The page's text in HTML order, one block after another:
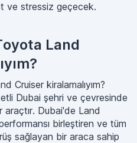
ve stressiz geçecek.
Land
Cruiser kiralamalıyım?
Dubai şehri ve çevresinde
Dubai'de Land
birleştiren ve tüm
sağlayan bir araca sahip